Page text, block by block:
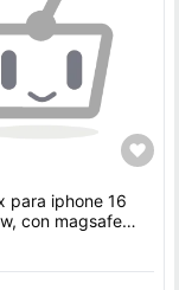
para iphone 16
con magsafe
inalámbrica, con
cámara, negro